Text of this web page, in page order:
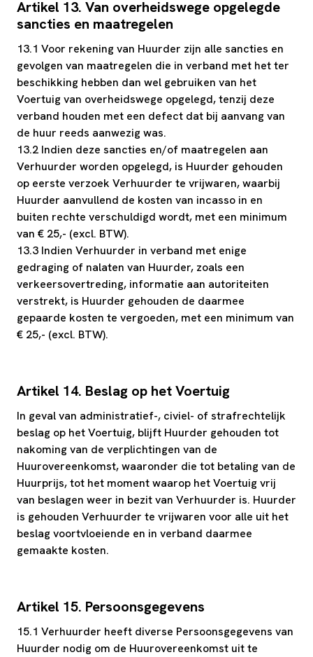
Artikel 13. Van overheidswege opgelegde
sancties en maatregelen
13.1 Voor rekening van Huurder zijn alle sancties en
gevolgen van maatregelen die in verband met het ter
beschikking hebben dan wel gebruiken van het
Voertuig van overheidswege opgelegd, tenzij deze
verband houden met een defect dat bij aanvang van
de huur reeds aanwezig was.
13.2 Indien deze sancties en/of maatregelen aan
Verhuurder worden opgelegd, is Huurder gehouden
op eerste verzoek Verhuurder te vrijwaren, waarbij
Huurder aanvullend de kosten van incasso in en
buiten rechte verschuldigd wordt, met een minimum
van € 25,- (excl. BTW).
13.3 Indien Verhuurder in verband met enige
gedraging of nalaten van Huurder, zoals een
verkeersovertreding, informatie aan autoriteiten
verstrekt, is Huurder gehouden de daarmee
gepaarde kosten te vergoeden, met een minimum van
€ 25,- (excl. BTW).
Artikel 14. Beslag op het Voertuig
In geval van administratief-, civiel- of strafrechtelijk
beslag op het Voertuig, blijft Huurder gehouden tot
nakoming van de verplichtingen van de
Huurovereenkomst, waaronder die tot betaling van de
Huurprijs, tot het moment waarop het Voertuig vrij
van beslagen weer in bezit van Verhuurder is. Huurder
is gehouden Verhuurder te vrijwaren voor alle uit het
beslag voortvloeiende en in verband daarmee
gemaakte kosten.
Artikel 15. Persoonsgegevens
15.1 Verhuurder heeft diverse Persoonsgegevens van
Huurder nodig om de Huurovereenkomst uit te